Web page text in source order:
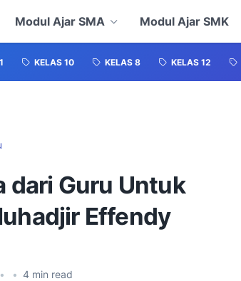
Modul Ajar SMA Modul Ajar SMK
KELAS 10 KELAS 8 KELAS 12
dari Guru Untuk
Effendy
• • 4 min read